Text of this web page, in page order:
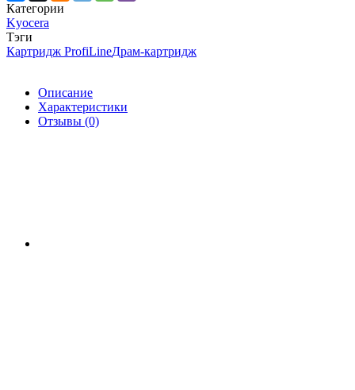
Категории
Kyocera
Тэги
Картридж ProfiLineДрам-картридж
Описание
Характеристики
Отзывы (0)